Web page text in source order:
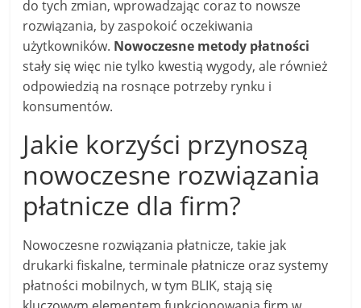
do tych zmian, wprowadzając coraz to nowsze
rozwiązania, by zaspokoić oczekiwania
użytkowników. Nowoczesne metody płatności
stały się więc nie tylko kwestią wygody, ale również
odpowiedzią na rosnące potrzeby rynku i
konsumentów.
Jakie korzyści przynoszą
nowoczesne rozwiązania
płatnicze dla firm?
Nowoczesne rozwiązania płatnicze, takie jak
drukarki fiskalne, terminale płatnicze oraz systemy
płatności mobilnych, w tym BLIK, stają się